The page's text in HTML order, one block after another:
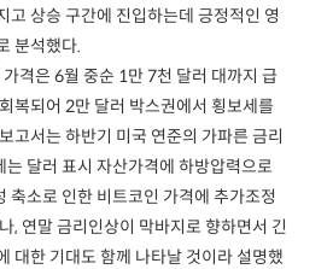
고 상승 구간에 진입하는데 긍정적인 영
분석했다.
격은 6월 중순 1만 7천 달러 대까지 급
복되어 2만 달러 박스권에서 횡보세를
고서는 하반기 미국 연준의 가파른 금리
는 달러 표시 자산가격에 하방압력으로
축소로 인한 비트코인 가격에 추가조정
, 연말 금리인상이 막바지로 향하면서 긴
대한 기대도 함께 나타날 것이라 설명했